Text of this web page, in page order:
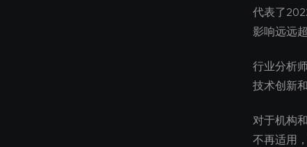
代表了
影响远远
行业分析
技术创新
对于机构
不再适用